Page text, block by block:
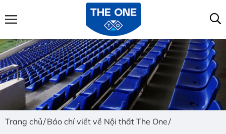
Trang chủ Báo chí viết về Nội thất The One